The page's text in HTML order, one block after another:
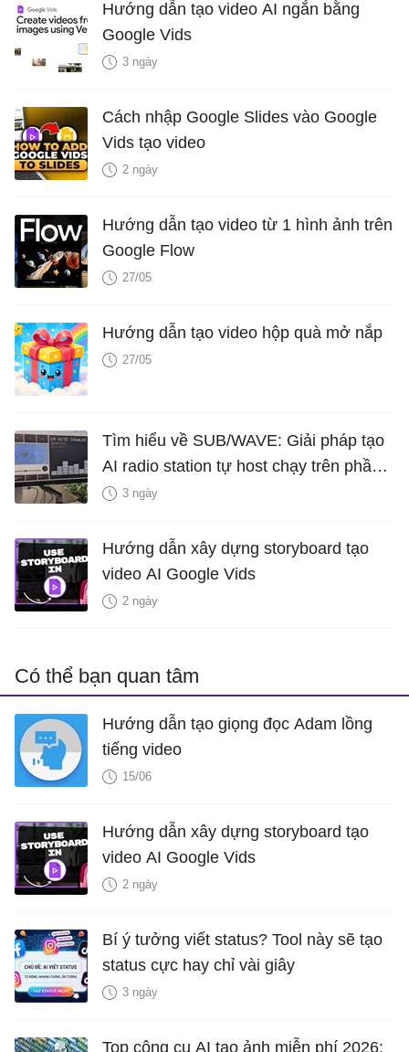
Hướng dẫn tạo video AI ngắn bằng
Google Vids
3 ngày
Cách nhập Google Slides vào Google
Vids tạo video
2 ngày
Hướng dẫn tạo video từ 1 hình ảnh trên
Google Flow
27/05
Hướng dẫn tạo video hộp quà mở nắp
27/05
Tìm hiểu về SUB/WAVE: Giải pháp tạo
AI radio station tự host chạy trên phần
cứng của riêng bạn
3 ngày
Hướng dẫn xây dựng storyboard tạo
video AI Google Vids
2 ngày
Có thể bạn quan tâm
Hướng dẫn tạo giọng đọc Adam lồng
tiếng video
15/06
Hướng dẫn xây dựng storyboard tạo
video AI Google Vids
2 ngày
Bí ý tưởng viết status? Tool này sẽ tạo
status cực hay chỉ vài giây
3 ngày
Top công cụ AI tạo ảnh miễn phí 2026: